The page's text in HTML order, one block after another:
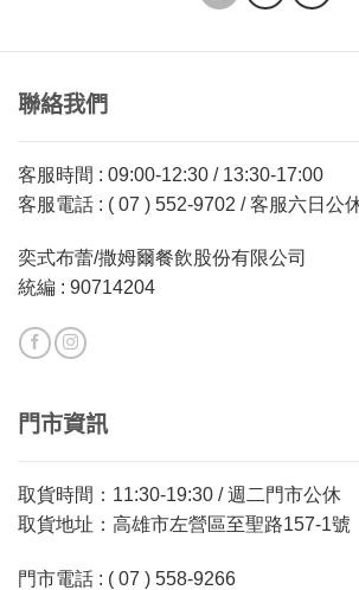
聯絡我們
客服時間 : 09:00-12:30 / 13:30-17:00
客服電話 : ( 07 ) 552-9702 / 客服六日公
奕式布蕾/撒姆爾餐飲股份有限公司
統編 : 90714204
門市資訊
取貨時間：11:30-19:30 / 週二門市公休
取貨地址：高雄市左營區至聖路157-1號
門市電話 : ( 07 ) 558-9266